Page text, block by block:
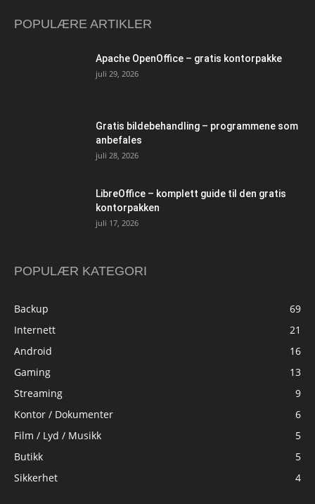
POPULÆRE ARTIKLER
Apache OpenOffice – gratis kontorpakke
juli 29, 2026
Gratis bildebehandling – programmene som
anbefales
juli 28, 2026
LibreOffice – komplett guide til den gratis
kontorpakken
juli 17, 2026
POPULÆR KATEGORI
Backup
69
Internett
21
Android
16
Gaming
13
Streaming
9
Kontor / Dokumenter
6
Film / Lyd / Musikk
5
Butikk
5
Sikkerhet
4